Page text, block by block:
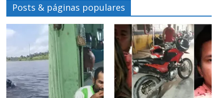
Posts & páginas populares